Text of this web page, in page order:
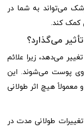
می‌تواند به شما در
کمک کند.
می‌گذارد؟
می‌دهد، زیرا علائم
پوست می‌شوند. این
معمولاً هیچ اثر طولانی
طولانی مدت در